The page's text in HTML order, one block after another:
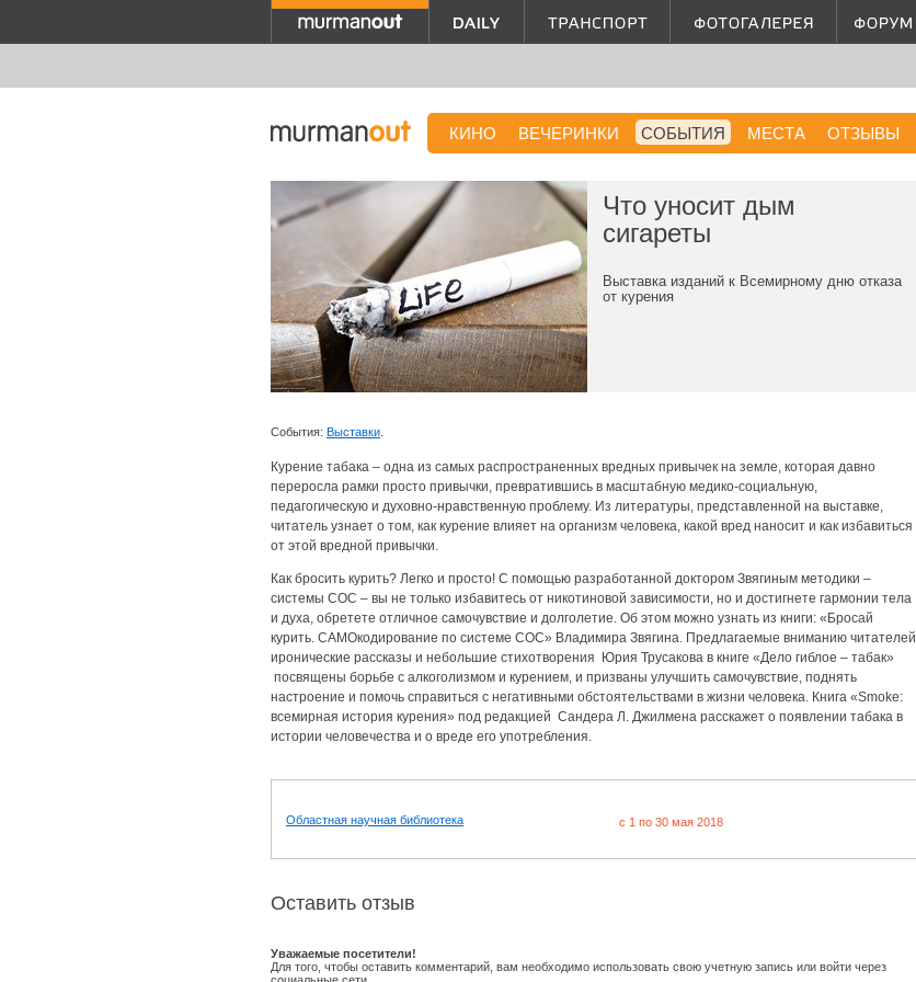
КИНО ВЕЧЕРИНКИ СОБЫТИЯ МЕСТА ОТЗЫВЫ
Что уносит дым
сигареты
Выставка изданий к Всемирному дню отказа
от курения
События: Выставки
Курение табака – одна из самых распространенных вредных привычек на земле, которая давно
переросла рамки просто привычки, превратившись в масштабную медико-социальную,
педагогическую и духовно-нравственную проблему. Из литературы, представленной на выставке,
читатель узнает о том, как курение влияет на организм человека, какой вред наносит и как избавиться
от этой вредной привычки.
Как бросить курить? Легко и просто! С помощью разработанной доктором Звягиным методики –
системы СОС – вы не только избавитесь от никотиновой зависимости, но и достигнете гармонии тела
и духа, обретете отличное самочувствие и долголетие. Об этом можно узнать из книги: «Бросай
курить. САМОкодирование по системе СОС» Владимира Звягина. Предлагаемые вниманию читателей
иронические рассказы и небольшие стихотворения Юрия Трусакова в книге «Дело гиблое – табак»
посвящены борьбе с алкоголизмом и курением, и призваны улучшить самочувствие, поднять
настроение и помочь справиться с негативными обстоятельствами в жизни человека. Книга «Smoke:
всемирная история курения» под редакцией Сандера Л. Джилмена расскажет о появлении табака в
истории человечества и о вреде его употребления.
Областная научная библиотека c 1 по 30 мая 2018
Оставить отзыв
Уважаемые посетители!
Для того, чтобы оставить комментарий, вам необходимо использовать свою учетную запись или войти через